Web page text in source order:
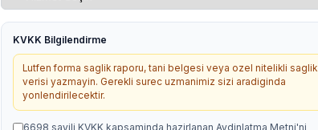
KVKK Bilgilendirme
Lutfen forma saglik raporu, tani belgesi veya ozel nitelikli saglik
verisi yazmayin. Gerekli surec uzmanimiz sizi aradiginda
yonlendirilecektir.
6698 sayili KVKK kapsaminda hazirlanan Aydinlatma Metni'ni